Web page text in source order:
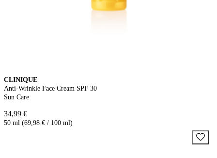
CLINIQUE
Anti-Wrinkle Face Cream SPF 30
Sun Care
34,99 €
50 ml (69,98 € / 100 ml)